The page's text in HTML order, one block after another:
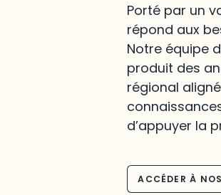
Porté par un
répond aux
Notre équipe
produit des
régional
d’appuyer la
ACCÉDER À